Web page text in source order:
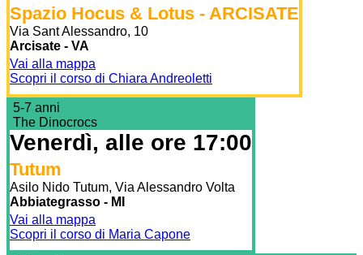
Spazio Hocus & Lotus - ARCISATE
Via Sant Alessandro, 10
Arcisate - VA
Vai alla mappa
Scopri il corso di Chiara Andreoletti
5-7 anni
The Dinocrocs
Venerdì, alle ore 17:00
Tutum
Asilo Nido Tutum, Via Alessandro Volta
Abbiategrasso - MI
Vai alla mappa
Scopri il corso di Maria Capone